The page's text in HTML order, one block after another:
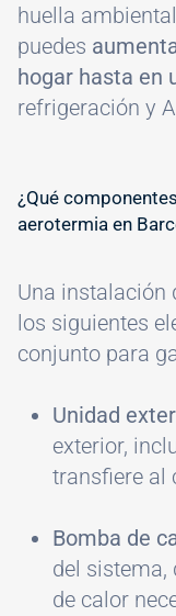
huella
puedes
hogar hasta en
refrigeración y
¿Qué
aerotermia en
Una instalación
los siguientes
conjunto para
Unidad
exterior,
transfiere al
Bomba de
del sistema,
de calor